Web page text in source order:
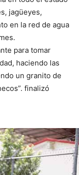
jagüeyes,
en la red de agua
para tomar
haciendo las
un granito de
finalizó